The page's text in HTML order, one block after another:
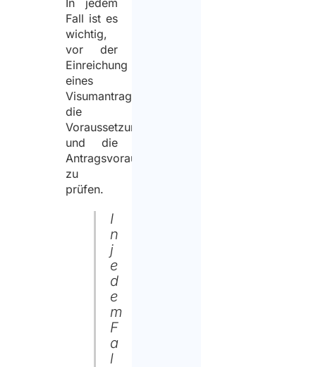
In jedem
Fall ist es
wichtig,
vor der
Einreichung
eines
Visumantrags
die
Voraussetzungen
und die
Antragsvoraussetzungen
zu
prüfen.
I
n
j
e
d
e
m
F
a
l